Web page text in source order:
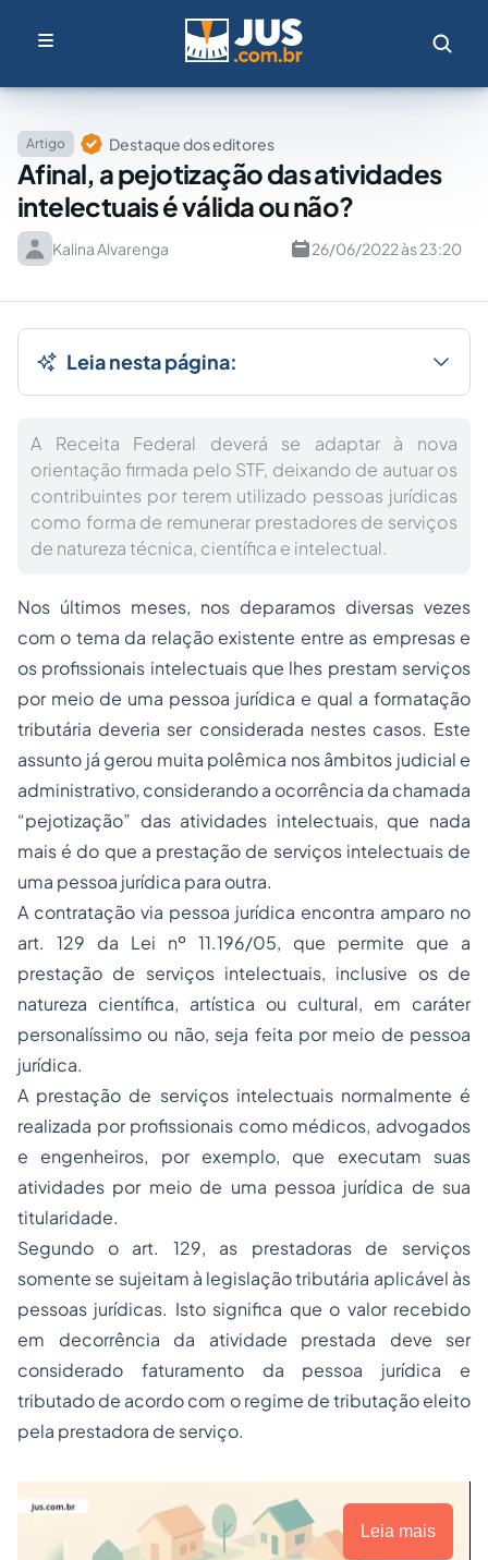
Artigo Destaque dos editores
Afinal, a pejotização das atividades
intelectuais é válida ou não?
Kalina Alvarenga 26/06/2022 às 23:20
Leia nesta página:
A Receita Federal deverá se adaptar à nova
orientação firmada pelo STF, deixando de autuar os
contribuintes por terem utilizado pessoas jurídicas
como forma de remunerar prestadores de serviços
de natureza técnica, científica e intelectual.
Nos últimos meses, nos deparamos diversas vezes
com o tema da relação existente entre as empresas e
os profissionais intelectuais que lhes prestam serviços
por meio de uma pessoa jurídica e qual a formatação
tributária deveria ser considerada nestes casos. Este
assunto já gerou muita polêmica nos âmbitos judicial e
administrativo, considerando a ocorrência da chamada
“pejotização” das atividades intelectuais, que nada
mais é do que a prestação de serviços intelectuais de
uma pessoa jurídica para outra.
A contratação via pessoa jurídica encontra amparo no
art. 129 da Lei nº 11.196/05, que permite que a
prestação de serviços intelectuais, inclusive os de
natureza científica, artística ou cultural, em caráter
personalíssimo ou não, seja feita por meio de pessoa
jurídica.
A prestação de serviços intelectuais normalmente é
realizada por profissionais como médicos, advogados
e engenheiros, por exemplo, que executam suas
atividades por meio de uma pessoa jurídica de sua
titularidade.
Segundo o art. 129, as prestadoras de serviços
somente se sujeitam à legislação tributária aplicável às
pessoas jurídicas. Isto significa que o valor recebido
em decorrência da atividade prestada deve ser
considerado faturamento da pessoa jurídica e
tributado de acordo com o regime de tributação eleito
pela prestadora de serviço.
Leia mais